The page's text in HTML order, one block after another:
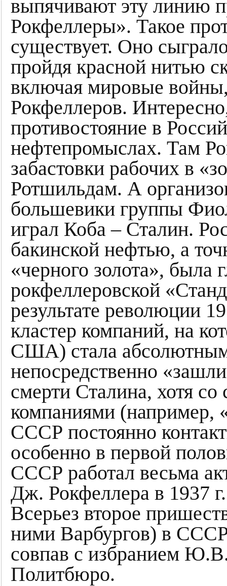
выпячивают эту линию
Рокфеллеры». Такое
существует. Оно
пройдя красной нитью
включая мировые
Рокфеллеров.
противостояние в
нефтепромыслах. Там
забастовки рабочих в
Ротшильдам. А
большевики группы
играл Коба – Сталин.
бакинской нефтью, а
«черного золота», была
рокфеллеровской
результате революции
кластер компаний, на
США) стала
непосредственно
смерти Сталина, хотя
компаниями (например,
СССР постоянно
особенно в первой
СССР работал весьма
Дж. Рокфеллера в 1937
Всерьез второе
ними Варбургов) в СССР
совпав с избранием
Политбюро.